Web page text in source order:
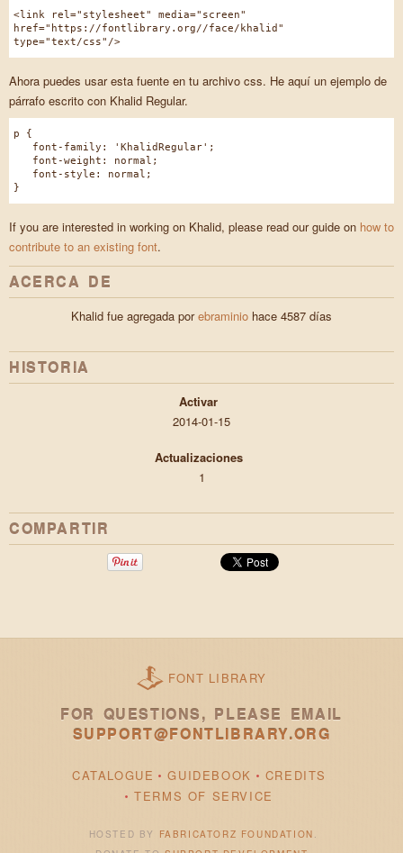
<link rel="stylesheet" media="screen"
href="https://fontlibrary.org//face/khalid"
type="text/css"/>
Ahora puedes usar esta fuente en tu archivo css. He aquí un ejemplo de
párrafo escrito con Khalid Regular.
p {
font-family: 'KhalidRegular';
font-weight: normal;
font-style: normal;
}
If you are interested in working on Khalid, please read our guide on how to
contribute to an existing font.
ACERCA DE
Khalid fue agregada porebraminio hace 4587 días
HISTORIA
Activar
2014-01-15
Actualizaciones
1
COMPARTIR
FONT LIBRARY
FOR QUESTIONS, PLEASE EMAIL
SUPPORT@FONTLIBRARY.ORG
CATALOGUE GUIDEBOOK
CREDITS
TERMS OF SERVICE
HOSTED BY FABRICATORZ FOUNDATION .